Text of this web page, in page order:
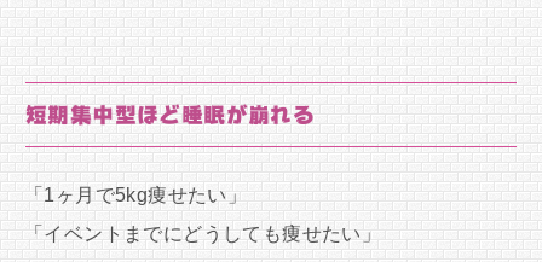
短期集中型ほど睡眠が崩れる
「1ヶ月で5kg痩せたい」
「イベントまでにどうしても痩せたい」